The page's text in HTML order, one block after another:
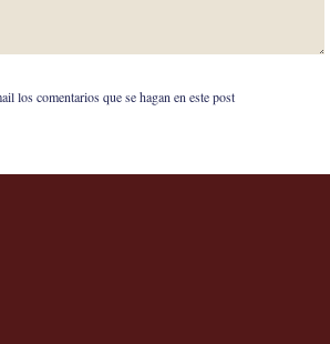
los comentarios que se hagan en este post